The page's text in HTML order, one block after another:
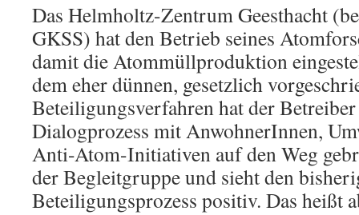
Das Helmholtz-Zentrum Geesthacht
GKSS) hat den Betrieb seines
damit die Atommüllproduktion
dem eher dünnen, gesetzlich
Beteiligungsverfahren hat der
Dialogprozess mit AnwohnerInnen,
Anti-Atom-Initiativen auf den Weg
der Begleitgruppe und sieht den
Beteiligungsprozess positiv. Das heißt